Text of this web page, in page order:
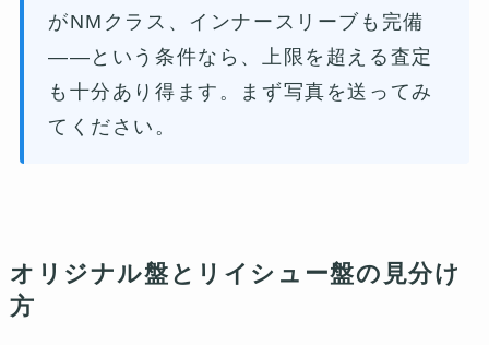
がNMクラス、インナースリーブも完備
——という条件なら、上限を超える査定
も十分あり得ます。まず写真を送ってみ
てください。
オリジナル盤とリイシュー盤の見分け
方